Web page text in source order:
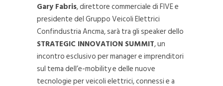
Gary Fabris, direttore commerciale di FIVE e
presidente del Gruppo Veicoli Elettrici
Confindustria Ancma, sarà tra gli speaker dello
STRATEGIC INNOVATION SUMMIT, un
incontro esclusivo per manager e imprenditori
sul tema dell’e-mobility e delle nuove
tecnologie per veicoli elettrici, connessi e a